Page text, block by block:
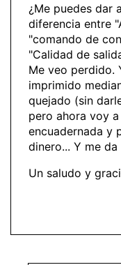
¿Me puedes dar
diferencia entre
"comando de
"Calidad de
Me veo perdido.
imprimido
quejado (sin
pero ahora voy
encuadernada y
dinero... Y me
Un saludo y